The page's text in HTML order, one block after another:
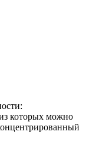
которых можно